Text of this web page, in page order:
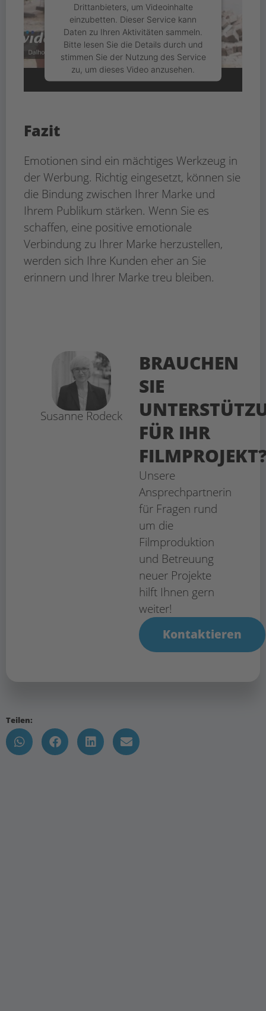
Drittanbieters, um Videoinhalte
einzubetten. Dieser Service kann
Daten zu Ihren Aktivitäten sammeln.
Bitte lesen Sie die Details durch und
stimmen Sie der Nutzung des Service
zu, um dieses Video anzusehen.
Management Platform&eRecht24
Fazit
Emotionen sind ein mächtiges Werkzeug in
der Werbung. Richtig eingesetzt, können sie
die Bindung zwischen Ihrer Marke und
Ihrem Publikum stärken. Wenn Sie es
schaffen, eine positive emotionale
Verbindung zu Ihrer Marke herzustellen,
werden sich Ihre Kunden eher an Sie
erinnern und Ihrer Marke treu bleiben.
Susanne Rodeck
BRAUCHEN
SIE
FÜR IHR
Unsere
Ansprechpartnerin
für Fragen rund
um die
Filmproduktion
und Betreuung
neuer Projekte
hilft Ihnen gern
weiter!
Kontaktieren
Teilen: